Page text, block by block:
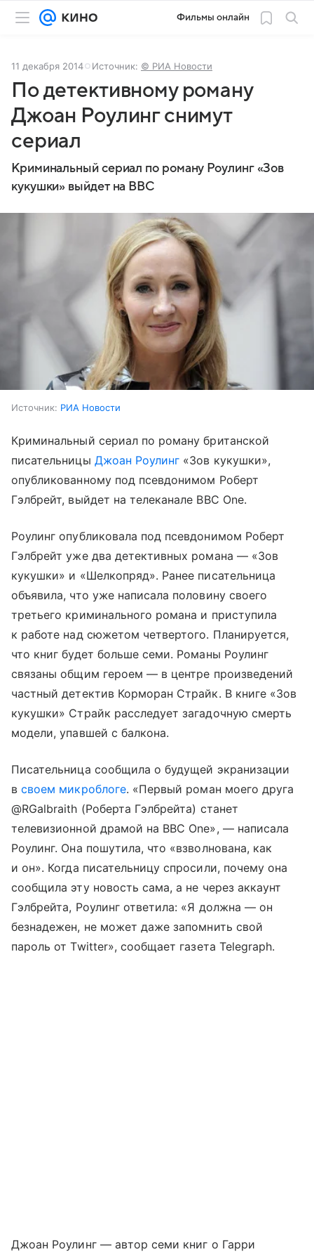
Фильмы онлайн
11 декабря 2014 Источник: © РИА Новости
По детективному роману
Джоан Роулинг снимут
сериал
Криминальный сериал по роману Роулинг «Зов
кукушки» выйдет на BBC
Источник: РИА Новости
Криминальный сериал по роману британской
писательницы Джоан Роулинг «Зов кукушки»,
опубликованному под псевдонимом Роберт
Гэлбрейт, выйдет на телеканале BBC One.
Роулинг опубликовала под псевдонимом Роберт
Гэлбрейт уже два детективных романа — «Зов
кукушки» и «Шелкопряд». Ранее писательница
объявила, что уже написала половину своего
третьего криминального романа и приступила
к работе над сюжетом четвертого. Планируется,
что книг будет больше семи. Романы Роулинг
связаны общим героем — в центре произведений
частный детектив Корморан Страйк. В книге «Зов
кукушки» Страйк расследует загадочную смерть
модели, упавшей с балкона.
Писательница сообщила о будущей экранизации
всвоем микроблоге. «Первый роман моего друга
@RGalbraith (Роберта Гэлбрейта) станет
телевизионной драмой на BBC One», — написала
Роулинг. Она пошутила, что «взволнована, как
и он». Когда писательницу спросили, почему она
сообщила эту новость сама, а не через аккаунт
Гэлбрейта, Роулинг ответила: «Я должна — он
безнадежен, не может даже запомнить свой
пароль от Twitter», сообщает газета Telegraph.
Джоан Роулинг — автор семи книг о Гарри